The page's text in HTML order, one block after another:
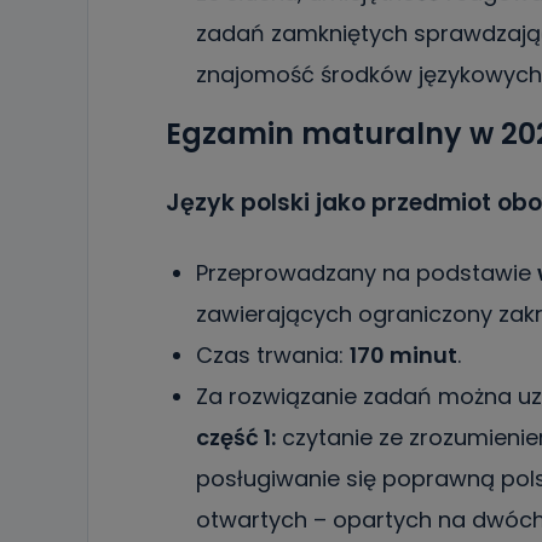
ich
sprzeciwu
Do
Do czasu
Jakie
źródeł
adres
oraz
Jak
Można to
zadań zamkniętych
znajomość środków
Egzamin maturalny w
Język polski jako przedmiot
Przeprowadzany na podstawie
zawierających ograniczony
Czas trwania: 170 minut.
Za rozwiązanie zadań można
część 1: czytanie ze
posługiwanie się poprawną
otwartych – opartych na